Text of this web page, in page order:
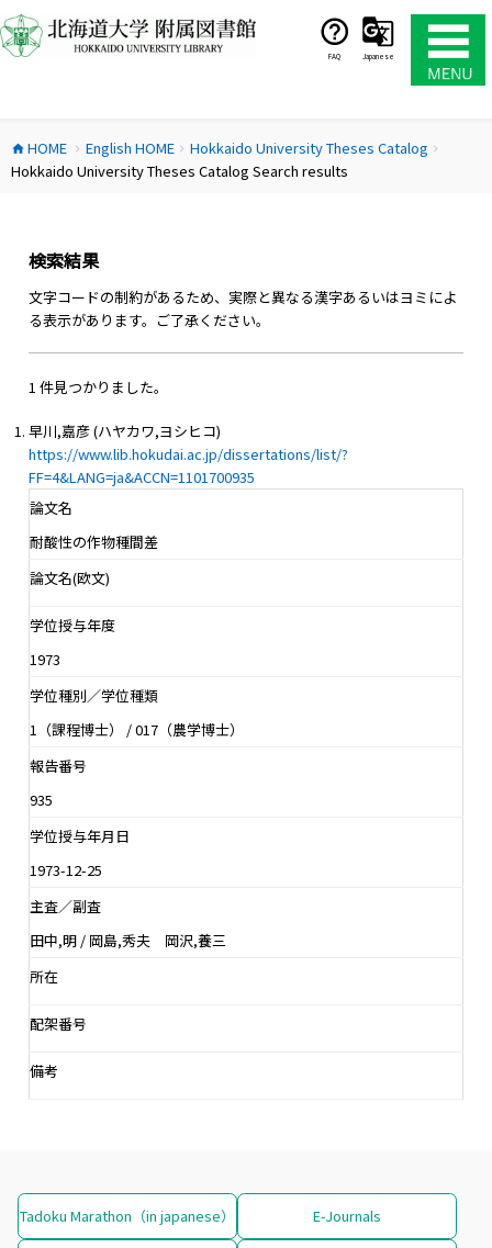
ン
テ
ス
キ
FAQ Japanese
home HOME chevron_right English HOMEchevron_right Hokkaido University Theses Catalog chevron_right
Hokkaido University Theses Catalog Search results
検索結果
文字コードの制約があるため、実際と異なる漢字あるいはヨミによ
る表示があります。ご了承ください。
1 件見つかりました。
早川,嘉彦 (ハヤカワ,ヨシヒコ)
https://www.lib.hokudai.ac.jp/dissertations/list/?
FF=4&LANG=ja&ACCN=1101700935
論文名
耐酸性の作物種間差
論文名(欧文)
学位授与年度
1973
学位種別／学位種類
1（課程博士） / 017（農学博士）
報告番号
935
学位授与年月日
1973-12-25
主査／副査
田中,明 / 岡島,秀夫 岡沢,養三
所在
配架番号
備考
Tadoku Marathon（in japanese） E-Journals